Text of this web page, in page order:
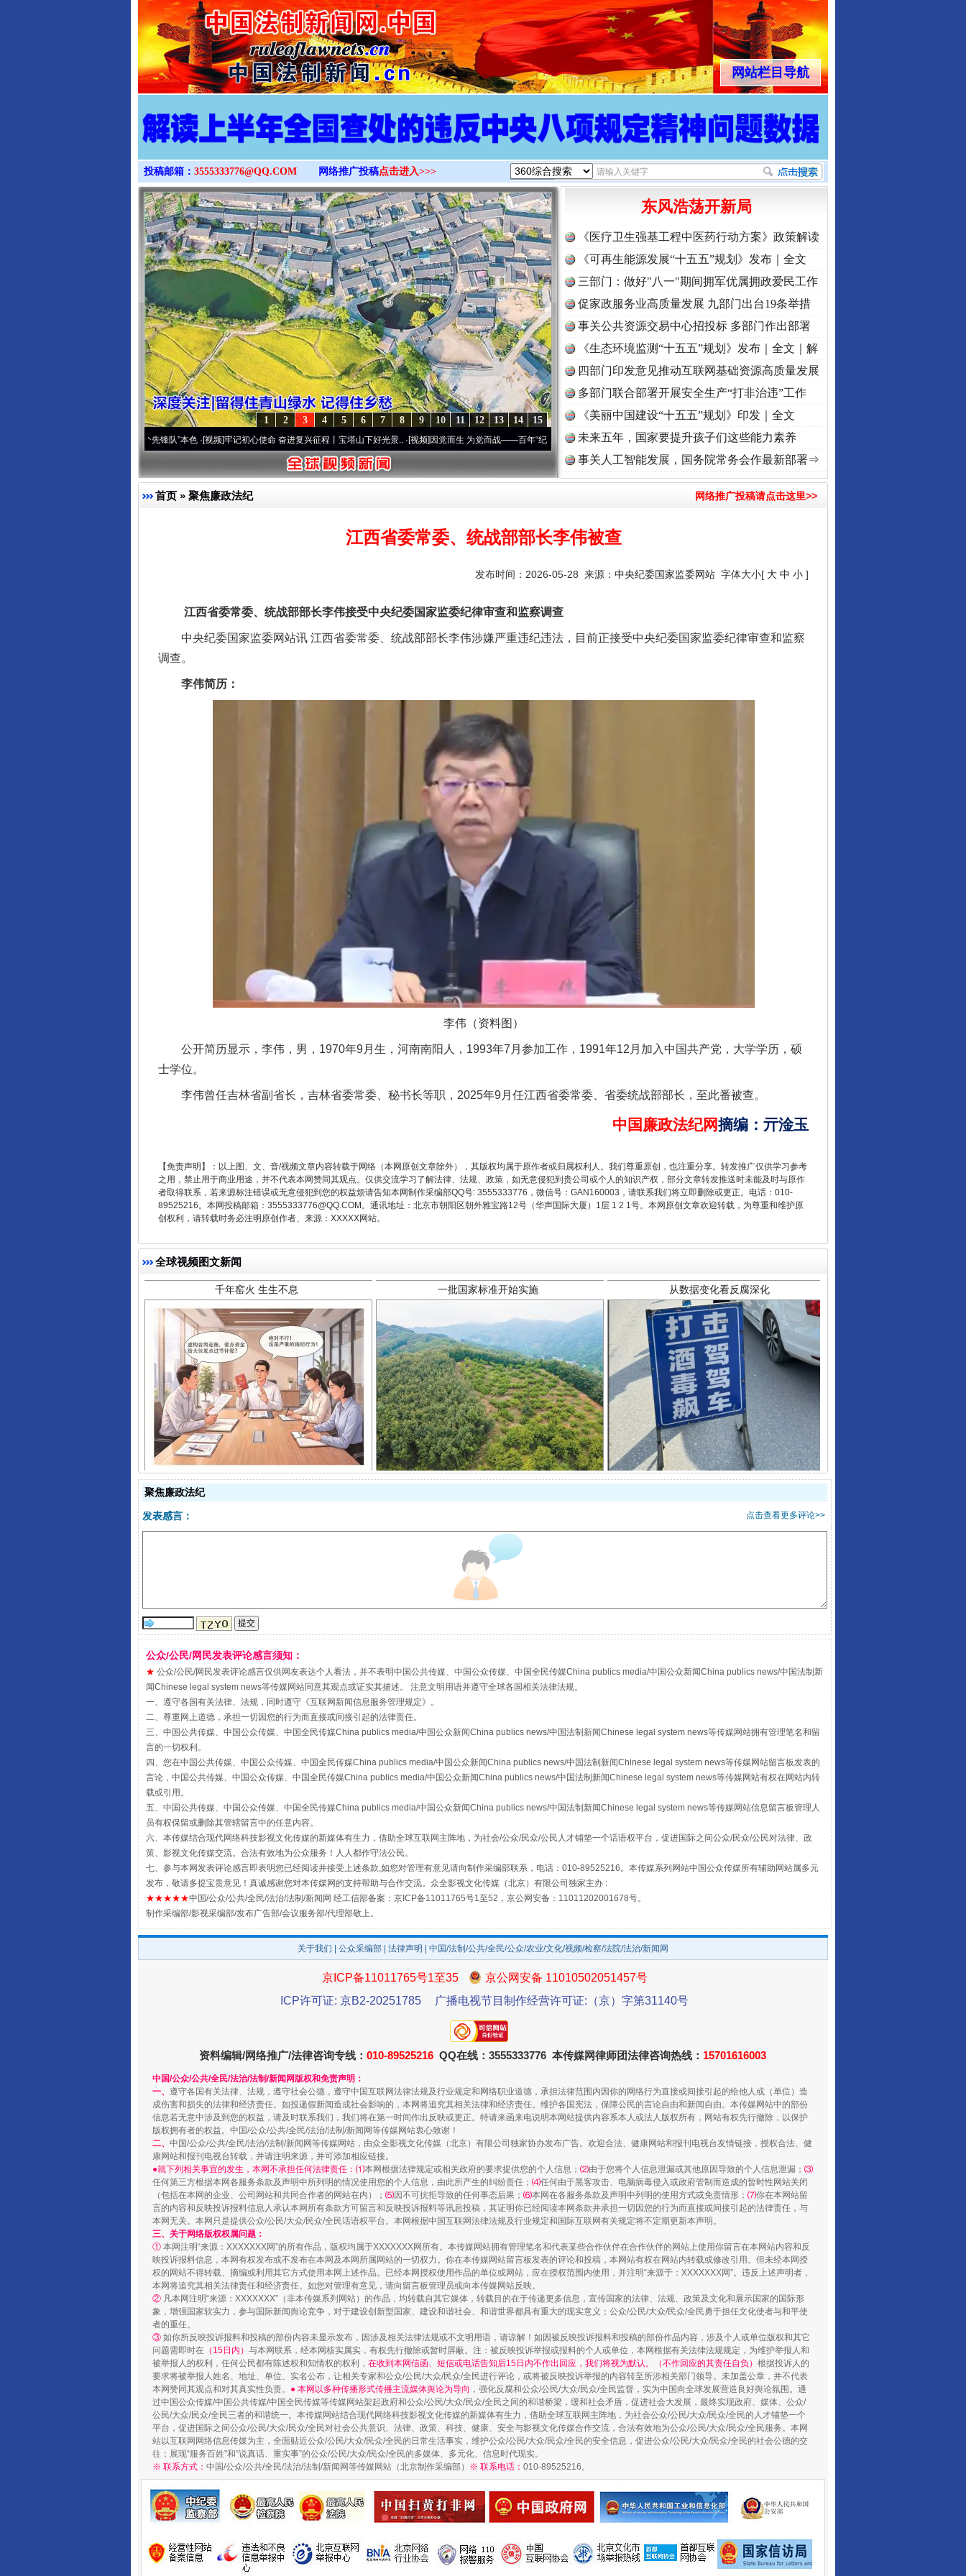
>
网站栏目导航
投稿邮箱： 3555333776@QQ.COM 网络推广投稿点击进入>>>
15
14
13
12
11
10
9
8
7
6
5
4
3
2
1
永葆“两个先锋队”本色·[视频]牢记初心使命 奋进复兴征程丨宝塔山下好光景..·[视频]因党而生 为党而战——百年“纪”事⑧加强纪律..·[视频]牢记初心使命 奋进复兴征程丨“转折之城”激荡..·[视频]牢记初心使命 奋进复兴征程丨红船起航处 潮
东风浩荡开新局
《医疗卫生强基工程中医药行动方案》政策解读
《可再生能源发展“十五五”规划》发布｜全文
三部门：做好"八一"期间拥军优属拥政爱民工作
促家政服务业高质量发展 九部门出台19条举措
事关公共资源交易中心招投标 多部门作出部署
《生态环境监测“十五五”规划》发布｜全文｜解
读
四部门印发意见推动互联网基础资源高质量发展
多部门联合部署开展安全生产“打非治违”工作
《美丽中国建设“十五五”规划》印发｜全文
未来五年，国家要提升孩子们这些能力素养
事关人工智能发展，国务院常务会作最新部署⇒
首页 » 聚焦廉政法纪 网络推广投稿请点击这里>>
江西省委常委、统战部部长李伟被查
发布时间：2026-05-28 来源： 中央纪委国家监委网站 字体大小[ 大 中 小 ]
江西省委常委、统战部部长李伟接受中央纪委国家监委纪律审查和监察调查
中央纪委国家监委网站讯 江西省委常委、统战部部长李伟涉嫌严重违纪违法，目前正接受中央纪委国家监委纪律审查和监察
调查。
李伟简历：
李伟（资料图）
公开简历显示，李伟，男，1970年9月生，河南南阳人，1993年7月参加工作，1991年12月加入中国共产党，大学学历，硕
士学位。
李伟曾任吉林省副省长，吉林省委常委、秘书长等职，2025年9月任江西省委常委、省委统战部部长，至此番被查。
中国廉政法纪网摘编 ： 亓淦玉
【免责声明】：以上图、文、音/视频文章内容转载于网络（本网原创文章除外），其版权均属于原作者或归属权利人。我们尊重原创，也注重分享。转发推广仅供学习参考
之用，禁止用于商业用途，并不代表本网赞同其观点。仅供交流学习了解法律、法规、政策，如无意侵犯到贵公司或个人的知识产权，部分文章转发推送时未能及时与原作
者取得联系，若来源标注错误或无意侵犯到您的权益烦请告知本网制作采编部QQ号: 3555333776，微信号：GAN160003，请联系我们将立即删除或更正。电话：010-
89525216。本网投稿邮箱：3555333776@QQ.COM。通讯地址：北京市朝阳区朝外雅宝路12号（华声国际大厦）1层 1 2 1号。本网原创文章欢迎转载，为尊重和维护原
创权利，请转载时务必注明原创作者、来源：XXXXX网站。
全球视频图文新闻
一纸欠条伤亲情 巡回调解促和解..
法徽映军营 权益有保障
千年窑火 生生不息 一批国家标准开始实施 从数据变化看反腐深化
揭开“小金库”的免责幌子 以产业富民促振兴 酒驾未被当场查获能处罚吗
从幼儿园到大学，有这些资助
全民健身五年计划来了！等你上场 事关残疾人未来5年 让传统村落焕发生机
规模最大的光氢储一体化项目
国家大学科技园优化重塑工作
扯下公款旅游的“隐身衣” 如何以同查同治破解风腐交织难题 养老服务师职业资格制度暂行规定
“蜀中异人”王建安的艺术幻境 一颗心始终滚烫 还老百姓一个明白家底
聚焦廉政法纪
点击查看更多评论>>
发表感言：
公众/公民/网民发表评论感言须知：
★ 公众/公民/网民发表评论感言仅供网友表达个人看法，并不表明中国公共传媒、中国公众传媒、中国全民传媒China publics media/中国公众新闻China publics news/中国法制新
闻Chinese legal system news等传媒网站同意其观点或证实其描述。 注意文明用语并遵守全球各国相关法律法规。
一、遵守各国有关法律、法规，同时遵守《互联网新闻信息服务管理规定》。
二、尊重网上道德，承担一切因您的行为而直接或间接引起的法律责任。
三、中国公共传媒、中国公众传媒、中国全民传媒China publics media/中国公众新闻China publics news/中国法制新闻Chinese legal system news等传媒网站拥有管理笔名和留
言的一切权利。
四、您在中国公共传媒、中国公众传媒、中国全民传媒China publics media/中国公众新闻China publics news/中国法制新闻Chinese legal system news等传媒网站留言板发表的
言论，中国公共传媒、中国公众传媒、中国全民传媒China publics media/中国公众新闻China publics news/中国法制新闻Chinese legal system news等传媒网站有权在网站内转
载或引用。
五、中国公共传媒、中国公众传媒、中国全民传媒China publics media/中国公众新闻China publics news/中国法制新闻Chinese legal system news等传媒网站信息留言板管理人
员有权保留或删除其管辖留言中的任意内容。
六、本传媒结合现代网络科技影视文化传媒的新媒体有生力，借助全球互联网主阵地，为社会/公众/民众/公民人才铺垫一个话语权平台，促进国际之间公众/民众/公民对法律、政
策、影视文化传媒交流。合法有效地为公众服务！人人都作守法公民。
七、参与本网发表评论感言即表明您已经阅读并接受上述条款,如您对管理有意见请向制作采编部联系，电话：010-89525216。本传媒系列网站中国公众传媒所有辅助网站属多元
发布，敬请多提宝贵意见！真诚感谢您对本传媒网的支持帮助与合作交流。众全影视文化传媒（北京）有限公司独家主办 :
★★★★★中国/公众/公共/全民/法治/法制/新闻网 经工信部备案：京ICP备11011765号1至52，京公网安备：11011202001678号。
制作采编部/影视采编部/发布广告部/会议服务部/代理部敬上。
关于我们 公众采编部 法律声明 | 中国/法制/公共/全民/公众/农业/文化/视频/检察/法院/法治/新闻网
京ICP备11011765号1至35
京公网安备 11010502051457号
ICP许可证: 京B2-20251785
广播电视节目制作经营许可证:（京）字第31140号
资料编辑/网络推广/法律咨询专线： 010-89525216 QQ在线：3555333776 本传媒网律师团法律咨询热线： 15701616003
中国/公众/公共/全民/法治/法制/新闻网版权和免责声明：
一、 遵守各国有关法律、法规，遵守社会公德，遵守中国互联网法律法规及行业规定和网络职业道德，承担法律范围内因你的网络行为直接或间接引起的给他人或（单位）造
成伤害和损失的法律和经济责任。如投递假新闻造成社会影响的，本网将追究其相关法律和经济责任。维护各国宪法，保障公民的言论自由和新闻自由。本传媒网站中的部份
信息若无意中涉及到您的权益，请及时联系我们，我们将在第一时间作出反映或更正。特请来函来电说明本网站提供内容系本人或法人版权所有，网站有权先行撤除，以保护
版权拥有者的权益。中国/公众/公共/全民/法治/法制/新闻网等传媒网站衷心致谢！
二、 中国/公众/公共/全民/法治/法制/新闻网等传媒网站，由众全影视文化传媒（北京）有限公司独家协办发布广告。欢迎合法、健康网站和报刊电视台友情链接，授权合法、健
康网站和报刊电视台转载，并请注明来源，并可添加相应链接。
●就下列相关事宜的发生，本网不承担任何法律责任：⑴本网根据法律规定或相关政府的要求提供您的个人信息； ⑵由于您将个人信息泄漏或其他原因导致的个人信息泄漏； ⑶
任何第三方根据本网各服务条款及声明中所列明的情况使用您的个人信息，由此所产生的纠纷责任； ⑷任何由于黑客攻击、电脑病毒侵入或政府管制而造成的暂时性网站关闭
（包括在本网的企业、公司网站和共同合作者的网站在内）； ⑸因不可抗拒导致的任何事态后果； ⑹本网在各服务条款及声明中列明的使用方式或免责情形； ⑺你在本网站留
言的内容和反映投诉报料信息人承认本网所有条款方可留言和反映投诉报料等讯息投稿，其证明你已经阅读本网条款并承担一切因您的行为而直接或间接引起的法律责任，与
本网无关。本网只是提供公众/公民/大众/民众/全民话语权平台。本网根据中国互联网法律法规及行业规定和国际互联网有关规定将不定期更新本声明。
三、关于网络版权权属问题：
① 本网注明“来源：XXXXXXX网”的所有作品，版权均属于XXXXXXX网所有。本传媒网站拥有管理笔名和代表某些合作伙伴在合作伙伴的网站上使用你留言在本网站内容和反
映投诉报料信息，本网有权发布或不发布在本网及本网所属网站的一切权力。你在本传媒网站留言板发表的评论和投稿，本网站有权在网站内转载或修改引用。但未经本网授
权的网站不得转载、摘编或利用其它方式使用本网上述作品。已经本网授权使用作品的单位或网站，应在授权范围内使用，并注明“来源于：XXXXXXX网”。违反上述声明者，
本网将追究其相关法律责任和经济责任。如您对管理有意见，请向留言板管理员或向本传媒网站反映。
② 凡本网注明“来源：XXXXXXX”（非本传媒系列网站）的作品，均转载自其它媒体，转载目的在于传递更多信息，宣传国家的法律、法规、政策及文化和展示国家的国际形
象，增强国家软实力，参与国际新闻舆论竞争，对于建设创新型国家、建设和谐社会、和谐世界都具有重大的现实意义；公众/公民/大众/民众/全民勇于担任文化使者与和平使
者的重任。
③ 如你所反映投诉报料和投稿的部份内容未显示发布，因涉及相关法律法规或不文明用语，请谅解！如因被反映投诉报料和投稿的部份作品内容，涉及个人或单位版权和其它
问题需即时在 （15日内） 与本网联系，经本网核实属实，有权先行撤除或暂时屏蔽。注：被反映投诉举报或报料的个人或单位，本网根据有关法律法规规定，为维护举报人和
被举报人的权利，任何公民都有陈述权和知情权的权利， 在收到本网信函、短信或电话告知后15日内不作出回应，我们将视为默认。（不作回应的其责任自负） 根据投诉人的
要求将被举报人姓名、地址、单位、实名公布，让相关专家和公众/公民/大众/民众/全民进行评论，或将被反映投诉举报的内容转至所涉相关部门领导。未加盖公章，并不代表
本网赞同其观点和对其真实性负责。 ● 本网以多种传播形式传播主流媒体舆论为导向 ，强化反腐和公众/公民/大众/民众/全民监督，实为中国向全球发展营造良好舆论氛围。通
过中国公众传媒/中国公共传媒/中国全民传媒等传媒网站架起政府和公众/公民/大众/民众/全民之间的和谐桥梁，缓和社会矛盾，促进社会大发展，最终实现政府、媒体、公众/
公民/大众/民众/全民三者的和谐统一。本传媒网站结合现代网络科技影视文化传媒的新媒体有生力，借助全球互联网主阵地，为社会公众/公民/大众/民众/全民的人才铺垫一个
平台，促进国际之间公众/公民/大众/民众/全民对社会公共意识、法律、政策、科技、健康、安全与影视文化传媒合作交流，合法有效地为公众/公民/大众/民众/全民服务。本网
站以互联网网络信息传媒为主，全面贴近公众/公民/大众/民众/全民的日常生活事实，维护公众/公民/大众/民众/全民的安全信息，促进公众/公民/大众/民众/全民的社会公德的交
往；展现“服务百姓”和“说真话、重实事”的公众/公民/大众/民众/全民的多媒体、多元化、信息时代现实。
※ 联系方式： 中国/公众/公共/全民/法治/法制/新闻网等传媒网站（北京制作采编部） ※ 联系电话： 010-89525216。